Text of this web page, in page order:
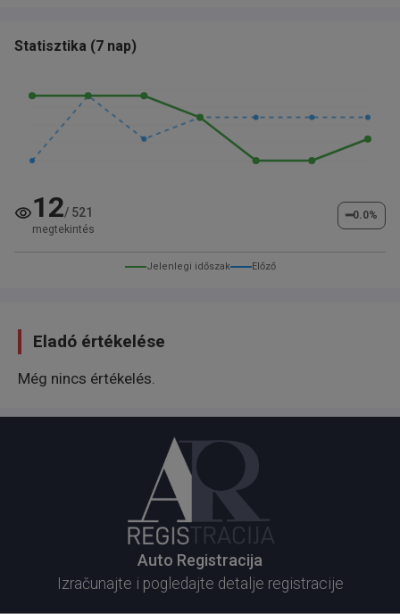
Statisztika (7 nap)
12/ 521
megtekintés
━0.0%
Jelenlegi időszak Előző
Eladó értékelése
Még nincs értékelés.
Auto Registracija
Izračunajte i pogledajte detalje registracije